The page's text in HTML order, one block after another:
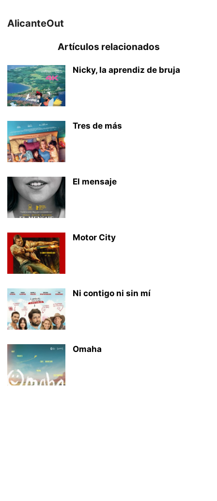
AlicanteOut
Artículos relacionados
Nicky, la aprendiz de bruja
Tres de más
El mensaje
Motor City
Ni contigo ni sin mí
Omaha